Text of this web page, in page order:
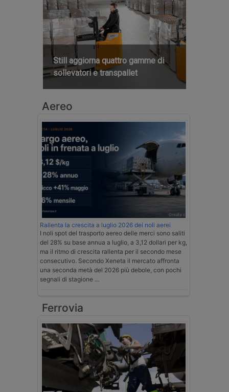
Still aggiorna quattro gamme di
sollevatori e transpallet
Aereo
Rallenta la crescita a luglio 2026 dei noli aerei
I noli spot del trasporto aereo delle merci sono saliti
del 28% su base annua a luglio, a 3,12 dollari per kg,
ma il ritmo di crescita rallenta per il secondo mese
consecutivo. Secondo Xeneta il mercato affronta
una seconda metà del 2026 più debole, con pochi
segnali di stagione …
Ferrovia